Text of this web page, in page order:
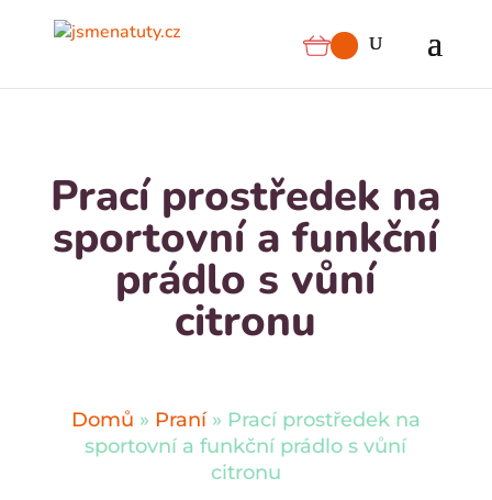
Prací prostředek na
sportovní a funkční
prádlo s vůní
citronu
Domů » Praní» Prací prostředek na
sportovní a funkční prádlo s vůní
citronu